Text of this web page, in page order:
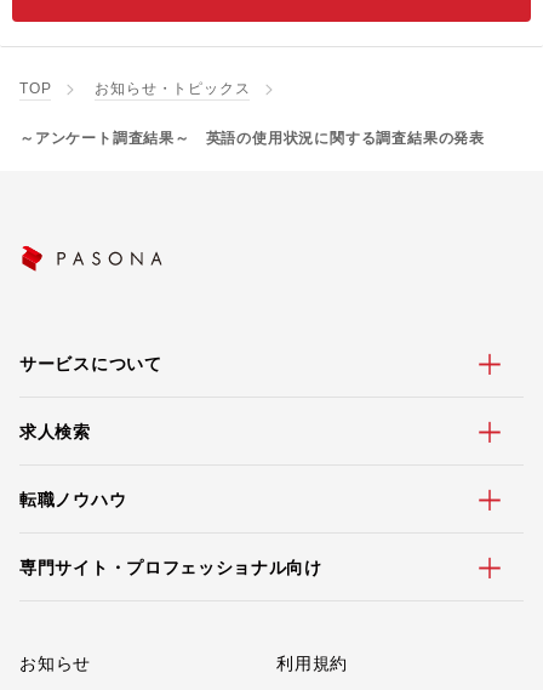
TOP お知らせ・トピックス
～アンケート調査結果～ 英語の使用状況に関する調査結果の発表
サービスについて
求人検索
転職ノウハウ
専門サイト・プロフェッショナル向け
お知らせ 利用規約